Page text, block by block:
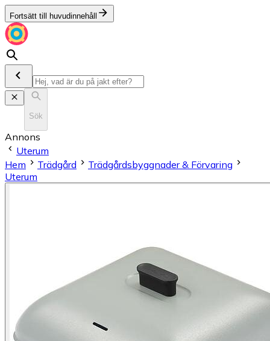
Fortsätt till huvudinnehåll
Sök
Annons
Uterum
Hem
Trädgård
Trädgårdsbyggnader & Förvaring
Uterum